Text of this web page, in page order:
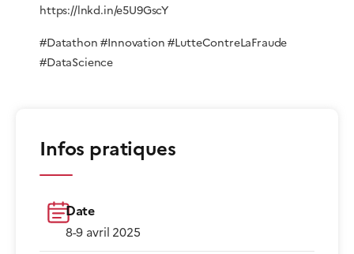
https://lnkd.in/e5U9GscY
#Datathon #Innovation #LutteContreLaFraude
#DataScience
Infos pratiques
Date
8-9 avril 2025